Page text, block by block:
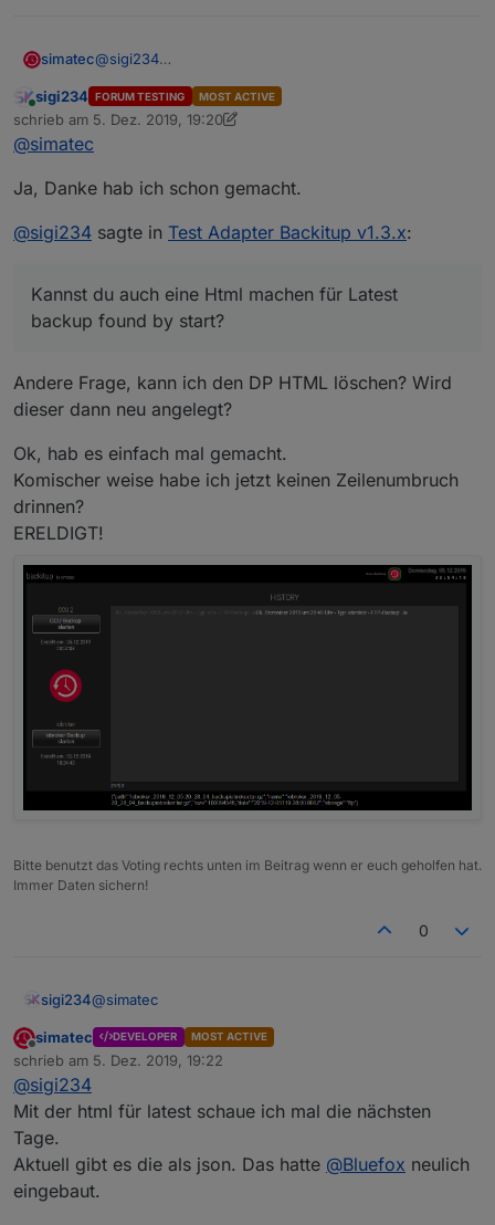
simatec@sigi234
musst du deine View anpassen.
.backup-history{
    display:block !important;
}
    {
        float:left !important;
        font-size:15px !important
    }
.backup-type-ccu
        float:left !important;
        color:gray !important;
        font-size:15px !important;
Online
sigi234 FORUM TESTING MOST ACTIVE
schrieb am 5. Dez. 2019, 19:20
zuletzt editiert von sigi23412. Mai 2019, 21:13
@simatec
Ja, Danke hab ich schon gemacht.
@sigi234 sagte in Test Adapter Backitup v1.3.x:
Kannst du auch eine Html machen für Latest
backup found by start?
Andere Frage, kann ich den DP HTML löschen? Wird
dieser dann neu angelegt?
Ok, hab es einfach mal gemacht.
Komischer weise habe ich jetzt keinen Zeilenumbruch
drinnen?
ERELDIGT!
Bitte benutzt das Voting rechts unten im Beitrag wenn er euch geholfen hat.
Immer Daten sichern!
0
sigi234@simatec
Ja, Danke hab ich schon gemacht.
backup found by start?
Andere Frage, kann ich den DP HTML löschen? Wird
Offline
simatec DEVELOPER MOST ACTIVE
schrieb am 5. Dez. 2019, 19:22
zuletzt editiert von
@sigi234
Mit der html für latest schaue ich mal die nächsten
Tage.
Aktuell gibt es die als json. Das hatte @Bluefox neulich
eingebaut.